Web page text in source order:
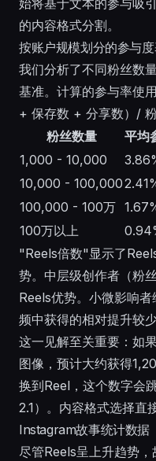
始将基于文本的参与吸
的内容格式分割。
按账户规模划分的参与
我们分析了不同粉丝数
基准。计算的参与率使
+ 保存数 + 分享数）/
粉丝数量
平均
1,000 - 10,000
10,000 - 100,000
100,000 - 100万
100万以上
"Reels倍数"显示了
势。中层级创作者（粉
Reels优势。小微影响
频中获得的相对提升较少
这一见解至关重要：如
图像，预计大约获得
换到Reel，这个数字会
2.1）。内容格式选择直
Instagram故事统计数据
尽管Reels呈上升趋势